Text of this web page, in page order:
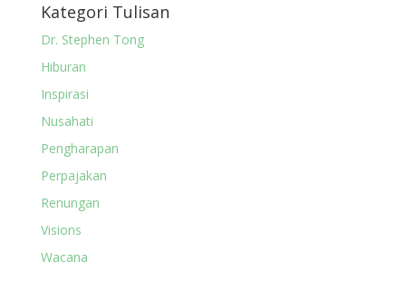
Kategori Tulisan
Dr. Stephen Tong
Hiburan
Inspirasi
Nusahati
Pengharapan
Perpajakan
Renungan
Visions
Wacana